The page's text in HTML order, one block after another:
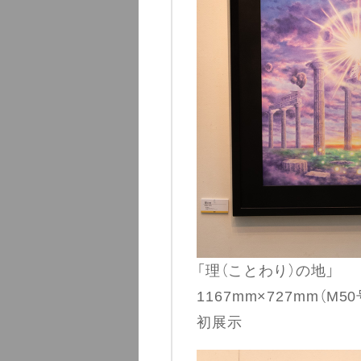
「理（ことわり）の地」
1167mm×727mm（M50
初展示